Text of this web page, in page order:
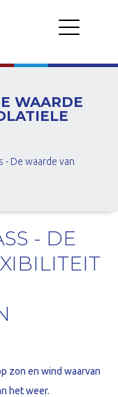
WAARDE
- De waarde van
- DE
zon en wind waarvan
het weer.